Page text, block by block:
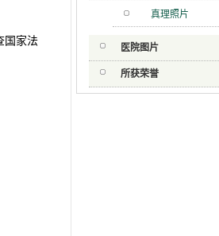
国家法
真理照片
医院图片
所获荣誉